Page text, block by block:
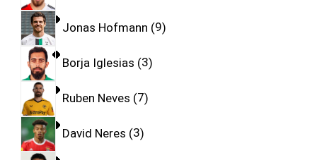
Jonas Hofmann 9
Borja Iglesias 3
Ruben Neves 7
David Neres 3